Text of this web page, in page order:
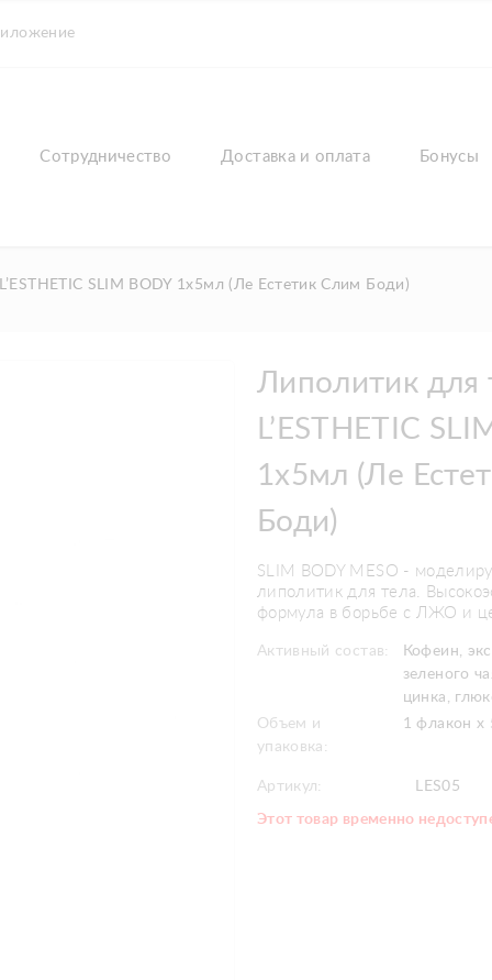
Сотрудничество Доставка и оплата Бонусы
SLIM BODY 1х5мл (Ле Естетик Слим Боди)
Липолитик для
L’ESTHETIC
1х5мл (Ле
Боди)
​SLIM BODY MESO -
липолитик для тела.
формула в борьбе с ЛЖО и
Активный состав:
Кофеин,
зеленого
цинка,
Объем и
упаковка:
1 флакон х
Артикул: LES05
Этот товар временно